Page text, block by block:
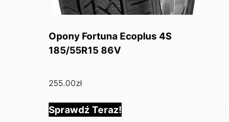
Opony Fortuna Ecoplus 4S
185/55R15 86V
255.00zł
Sprawdź Teraz!